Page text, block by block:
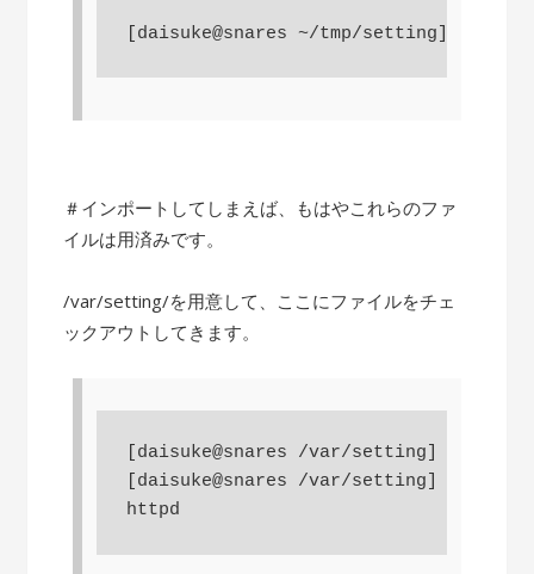
[daisuke@snares ~/tmp/setting] $
＃インポートしてしまえば、もはやこれらのファ
イルは用済みです。
/var/setting/を用意して、ここにファイルをチェ
ックアウトしてきます。
[daisuke@snares /var/setting] $
[daisuke@snares /var/setting] $ ls /
httpd